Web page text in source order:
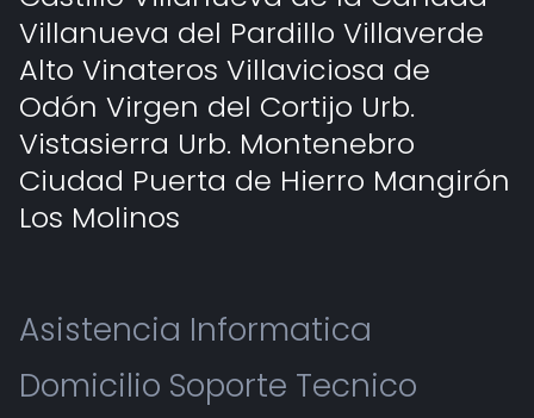
Villanueva del Pardillo Villaverde
Alto Vinateros Villaviciosa de
Odón Virgen del Cortijo Urb.
Vistasierra Urb. Montenebro
Ciudad Puerta de Hierro Mangirón
Los Molinos
Asistencia Informatica
Domicilio Soporte Tecnico